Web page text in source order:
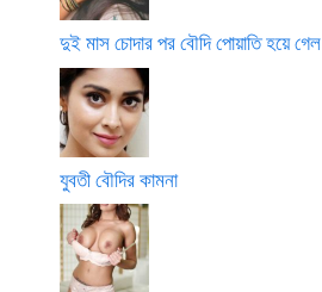
দুই মাস চোদার পর বৌদি পোয়াতি হয়ে গেল
যুবতী বৌদির কামনা